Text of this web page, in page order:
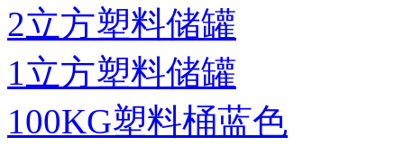
2立方塑料储罐
1立方塑料储罐
100KG塑料桶蓝色